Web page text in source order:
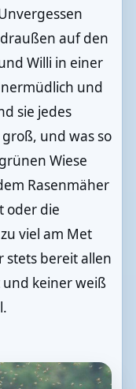
auf den
Willi in einer
und
sie jedes
und was so
Wiese
Rasenmäher
oder die
viel am Met
stets bereit allen
keiner weiß